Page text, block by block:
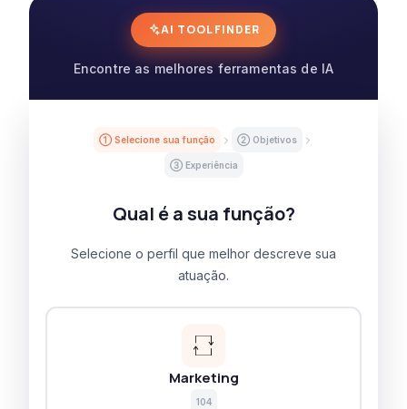
AI TOOL FINDER
Encontre as melhores ferramentas de IA
① Selecione sua função ② Objetivos
③ Experiência
Qual é a sua função?
Selecione o perfil que melhor descreve sua
atuação.
Marketing
104